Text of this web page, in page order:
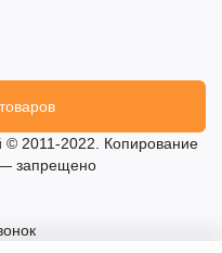
© 2011-2022. Копирование
запрещено